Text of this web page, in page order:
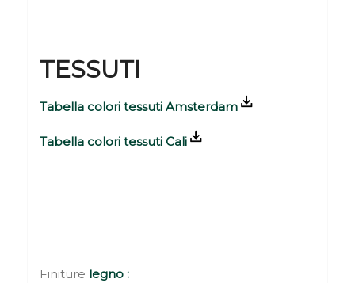
TESSUTI
Tabella colori tessuti Amsterdam
Tabella colori tessuti Cali
Finiture legno :